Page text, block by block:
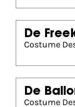
De
Costume
De
Costume